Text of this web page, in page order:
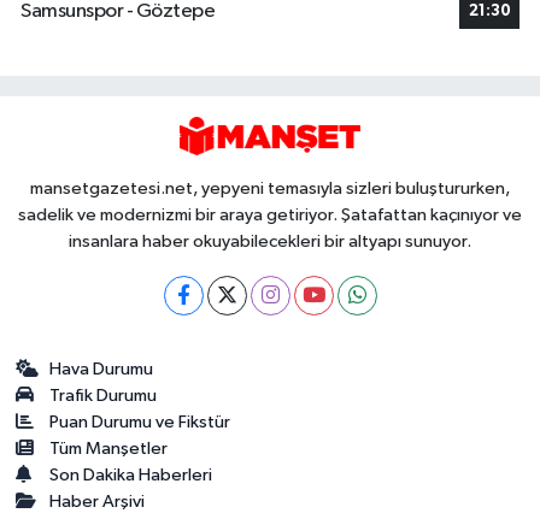
Samsunspor - Göztepe
21:30
mansetgazetesi.net, yepyeni temasıyla sizleri buluştururken,
sadelik ve modernizmi bir araya getiriyor. Şatafattan kaçınıyor ve
insanlara haber okuyabilecekleri bir altyapı sunuyor.
Hava Durumu
Trafik Durumu
Puan Durumu ve Fikstür
Tüm Manşetler
Son Dakika Haberleri
Haber Arşivi